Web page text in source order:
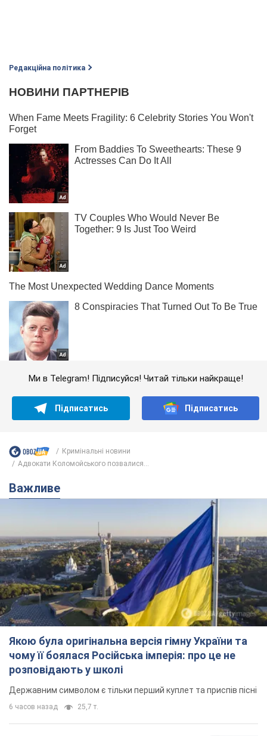
Редакційна політика
Ми в Telegram! Підписуйся! Читай тільки найкраще!
Підписатись Підписатись
Кримінальні новини
Адвокати Коломойського позвалися...
Важливе
Якою була оригінальна версія гімну України та
чому її боялася Російська імперія: про це не
розповідають у школі
Державним символом є тільки перший куплет та приспів пісні
6 часов назад 25,7 т.